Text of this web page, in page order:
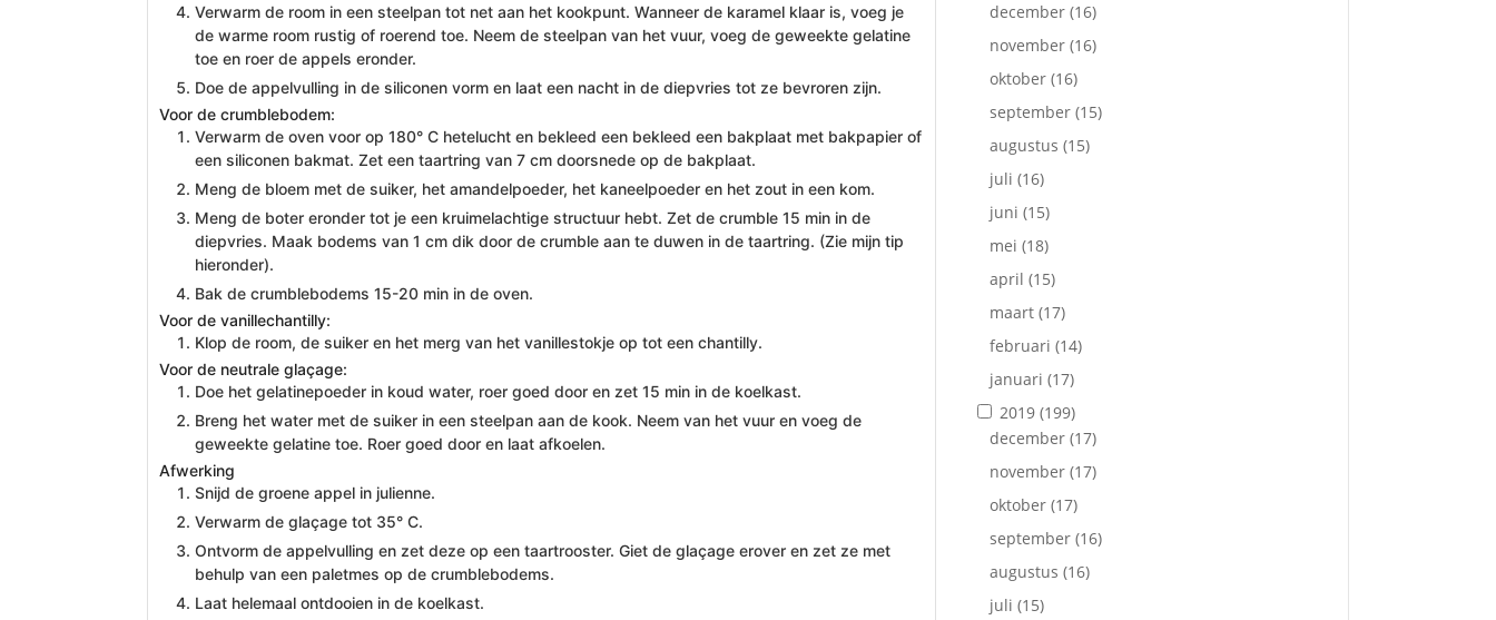
Verwarm de room in een steelpan tot net aan het kookpunt. Wanneer de karamel klaar is, voeg je
de warme room rustig of roerend toe. Neem de steelpan van het vuur, voeg de geweekte gelatine
toe en roer de appels eronder.
Doe de appelvulling in de siliconen vorm en laat een nacht in de diepvries tot ze bevroren zijn.
Voor de crumblebodem:
Verwarm de oven voor op 180° C hetelucht en bekleed een bekleed een bakplaat met bakpapier of
een siliconen bakmat. Zet een taartring van 7 cm doorsnede op de bakplaat.
Meng de bloem met de suiker, het amandelpoeder, het kaneelpoeder en het zout in een kom.
Meng de boter eronder tot je een kruimelachtige structuur hebt. Zet de crumble 15 min in de
diepvries. Maak bodems van 1 cm dik door de crumble aan te duwen in de taartring. (Zie mijn tip
hieronder).
Bak de crumblebodems 15-20 min in de oven.
Voor de vanillechantilly:
Klop de room, de suiker en het merg van het vanillestokje op tot een chantilly.
Voor de neutrale glaçage:
Doe het gelatinepoeder in koud water, roer goed door en zet 15 min in de koelkast.
Breng het water met de suiker in een steelpan aan de kook. Neem van het vuur en voeg de
geweekte gelatine toe. Roer goed door en laat afkoelen.
Afwerking
Snijd de groene appel in julienne.
Verwarm de glaçage tot 35° C.
Ontvorm de appelvulling en zet deze op een taartrooster. Giet de glaçage erover en zet ze met
behulp van een paletmes op de crumblebodems.
Laat helemaal ontdooien in de koelkast.
december(16)
november(16)
oktober(16)
september(15)
augustus (15)
juli (16)
juni (15)
mei (18)
april (15)
maart(17)
februari (14)
januari (17)
2019(199)
december(17)
november(17)
oktober(17)
september(16)
augustus (16)
juli (15)